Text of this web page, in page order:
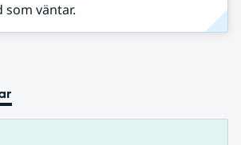
som väntar.